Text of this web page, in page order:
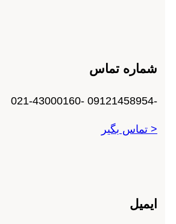
شماره تماس
< تماس بگیر
ایمیل